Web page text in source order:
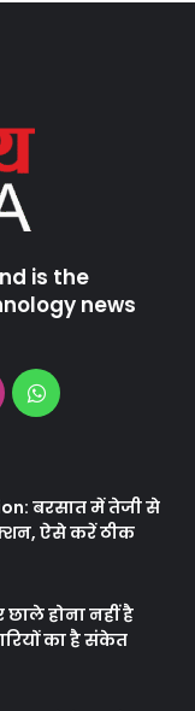
is the
news
WhatsApp
बरसात में तेजी से
ऐसे करें ठीक
होना नहीं है
का है संकेत